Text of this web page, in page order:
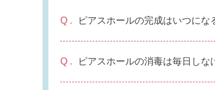
ピアスホールの完成はいつにな
ピアスホールの消毒は毎日しな